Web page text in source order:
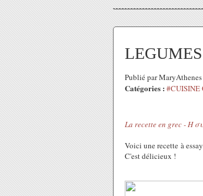
Publié par
Catégories :
La recette en grec - Η
Voici une recette à
C'est délicieux !